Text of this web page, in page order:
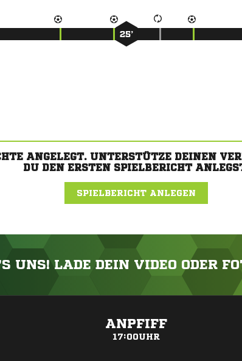
25’
ANGELEGT. UNTERSTÜTZE DEINEN
DU DEN ERSTEN SPIELBERICHT
SPIELBERICHT ANLEGEN
UNS! LADE DEIN VIDEO ODER
ANPFIFF
17:00UHR